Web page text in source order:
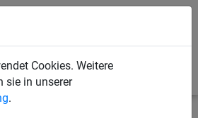
Cookies. Weitere
sie in unserer
.